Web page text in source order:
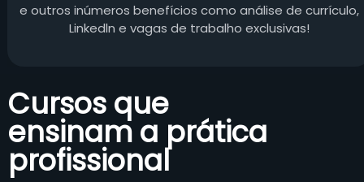
e outros inúmeros benefícios como análise de currículo,
Linkedln e vagas de trabalho exclusivas!
Cursos que
ensinam a prática
profissional